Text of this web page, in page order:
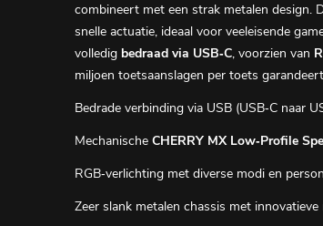
combineert met een strak metalen design.
snelle actuatie, ideaal voor veeleisende
volledig bedraad via USB‑C, voorzien van
miljoen toetsaanslagen per toets
Bedrade verbinding via USB (USB‑C naar
Mechanische CHERRY MX Low‑Profile
RGB‑verlichting met diverse modi en
Zeer slank metalen chassis met